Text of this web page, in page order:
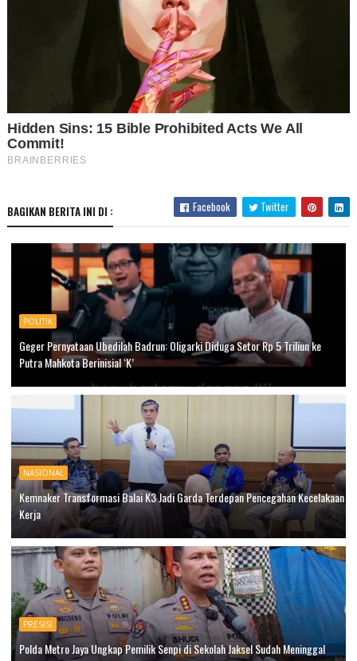
BAGIKAN BERITA INI DI : Facebook Twitter
POLITIK
Geger Pernyataan Ubedilah Badrun: Oligarki Diduga Setor Rp 5 Triliun ke
Putra Mahkota Berinisial ‘K’
NASIONAL
Kemnaker Transformasi Balai K3 Jadi Garda Terdepan Pencegahan Kecelakaan
Kerja
PRESISI
Polda Metro Jaya Ungkap Pemilik Senpi di Sekolah Jaksel Sudah Meninggal